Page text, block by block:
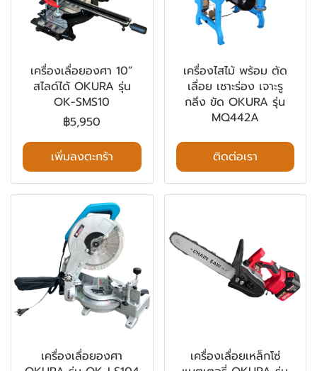
เครื่องเลื่อยองศา 10”
สไลด์ได้ OKURA รุ่น
OK-SMS10
฿5,950
เพิ่มลงตะกร้า
เครื่องไสไม้ พร้อม ตัด
เลื่อย เซาะร่อง เจาะรู
กลึง ขัด OKURA รุ่น
MQ442A
ติดต่อเรา
เครื่องเลื่อยองศา
เครื่องเลื่อยเหล็กโซ่